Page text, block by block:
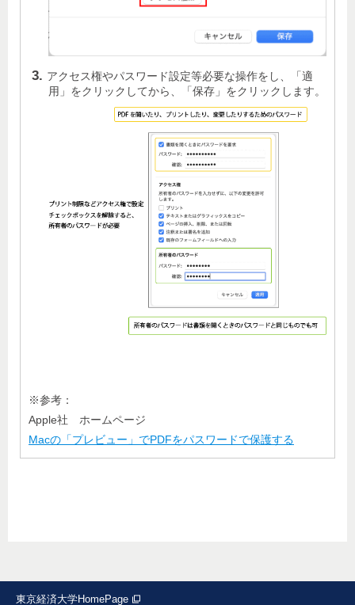
アクセス権やパスワード設定等必要な操作をし、「適
用」をクリックしてから、「保存」をクリックします。
※参考：
Apple社 ホームページ
Macの「プレビュー」でPDFをパスワードで保護する
東京経済大学HomePage